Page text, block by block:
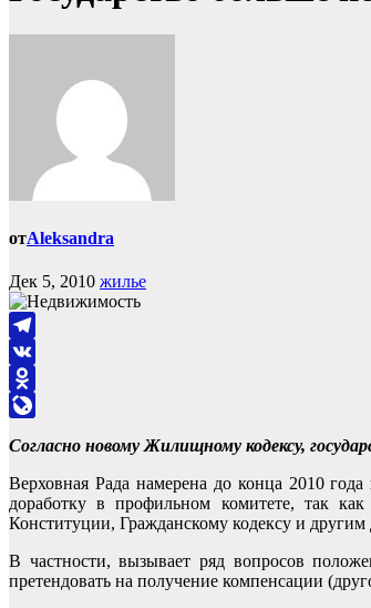
отAleksandra
Дек 5, 2010 жилье
Telegram
VK
Odnoklassniki
Согласно новому Жилищному кодексу,
Верховная Рада намерена до конца 2010
доработку в профильном комитете, так
Конституции, Гражданскому кодексу и
В частности, вызывает ряд вопросов
претендовать на получение компенсации